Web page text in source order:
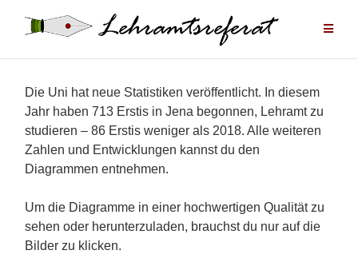
Die Uni hat neue Statistiken veröffentlicht. In diesem
Jahr haben 713 Erstis in Jena begonnen, Lehramt zu
studieren – 86 Erstis weniger als 2018. Alle weiteren
Zahlen und Entwicklungen kannst du den
Diagrammen entnehmen.
Um die Diagramme in einer hochwertigen Qualität zu
sehen oder herunterzuladen, brauchst du nur auf die
Bilder zu klicken.